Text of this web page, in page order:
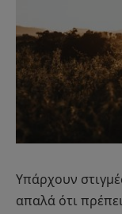
Υπάρχουν
απαλά ότι